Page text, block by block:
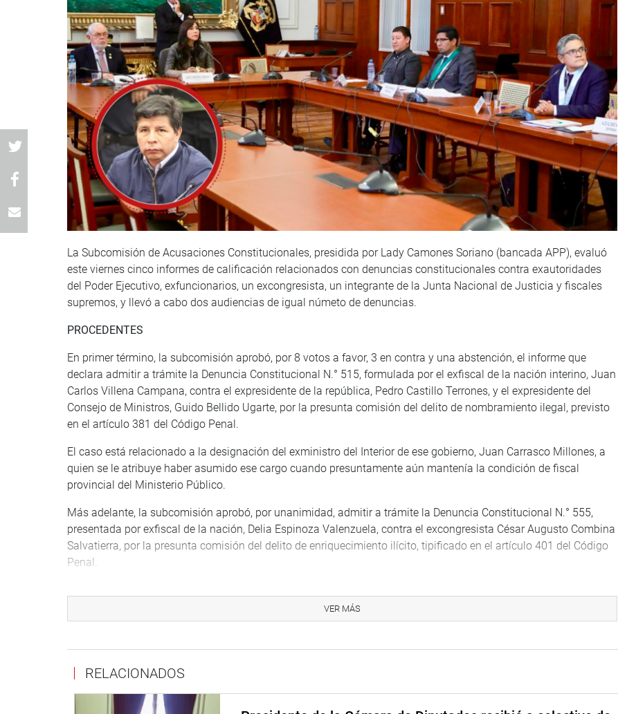
La Subcomisión de Acusaciones Constitucionales, presidida por Lady Camones Soriano (bancada APP), evaluó
este viernes cinco informes de calificación relacionados con denuncias constitucionales contra exautoridades
del Poder Ejecutivo, exfuncionarios, un excongresista, un integrante de la Junta Nacional de Justicia y fiscales
supremos, y llevó a cabo dos audiencias de igual númeto de denuncias.
PROCEDENTES
En primer término, la subcomisión aprobó, por 8 votos a favor, 3 en contra y una abstención, el informe que
declara admitir a trámite la Denuncia Constitucional N.° 515, formulada por el exfiscal de la nación interino, Juan
Carlos Villena Campana, contra el expresidente de la república, Pedro Castillo Terrones, y el expresidente del
Consejo de Ministros, Guido Bellido Ugarte, por la presunta comisión del delito de nombramiento ilegal, previsto
en el artículo 381 del Código Penal.
El caso está relacionado a la designación del exministro del Interior de ese gobierno, Juan Carrasco Millones, a
quien se le atribuye haber asumido ese cargo cuando presuntamente aún mantenía la condición de fiscal
provincial del Ministerio Público.
Más adelante, la subcomisión aprobó, por unanimidad, admitir a trámite la Denuncia Constitucional N.° 555,
presentada por exfiscal de la nación, Delia Espinoza Valenzuela, contra el excongresista César Augusto Combina
Salvatierra, por la presunta comisión del delito de enriquecimiento ilícito, tipificado en el artículo 401 del Código
Penal.
en que Combina ejerció el cargo de congresista, entre marzo de 2020 y julio de 2021. Informes de la Contraloría
General de la República habrían identificado que sus ingresos netos resultaron menores que sus egresos en S/
Además, el Ministerio Público detectó posibles depósitos bancarios y transferencias no sustentadas en su
patrimonial no justificado por S/ 472 868,67.
VER MÁS
RELACIONADOS